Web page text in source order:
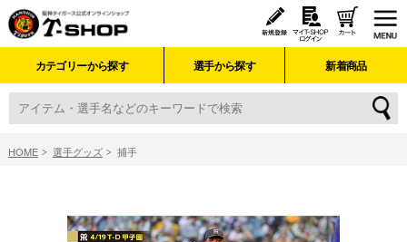
カテゴリーから探す 選手から探す 新着商品
HOME 選手グッズ 捕手